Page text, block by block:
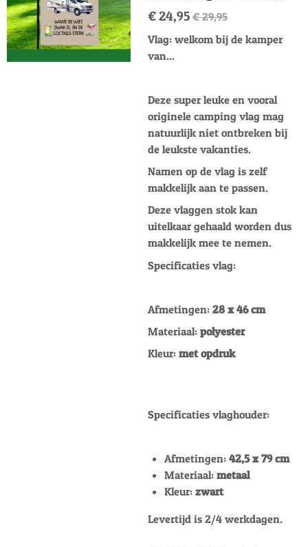
€ 24,95 € 29,95
Vlag: welkom bij de kamper
van...
Deze super leuke en vooral
originele camping vlag mag
natuurlijk niet ontbreken bij
de leukste vakanties.
Namen op de vlag is zelf
makkelijk aan te passen.
Deze vlaggen stok kan
uitelkaar gehaald worden dus
makkelijk mee te nemen.
Specificaties vlag:
Afmetingen: 28 x 46 cm
Materiaal: polyester
Kleur: met opdruk
Specificaties vlaghouder:
Afmetingen: 42,5 x 79 cm
Materiaal: metaal
Kleur: zwart
Levertijd is 2/4 werkdagen.